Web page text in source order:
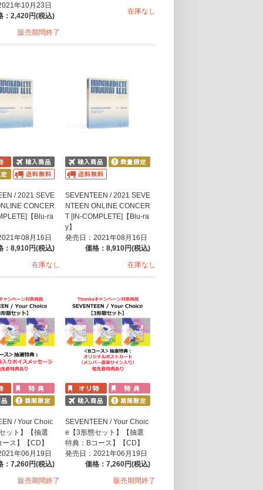
年10月23日
：2,420円(税込)
販売期間終了
在庫なし
/ 2021 SEVE
CONCER
【Blu-ra
年08月16日
：8,910円(税込)
在庫なし
SEVENTEEN / 2021 SEVE
NTEEN ONLINE CONCER
T [IN-COMPLETE]【Blu-ra
y】
発売日：2021年08月16日
価格：8,910円(税込)
在庫なし
/ Your Choic
ット】【抽選
ス】【CD】
年06月19日
：7,260円(税込)
販売期間終了
SEVENTEEN / Your Choic
e【3形態セット】【抽選
特典：Bコース】【CD】
発売日：2021年06月19日
価格：7,260円(税込)
販売期間終了